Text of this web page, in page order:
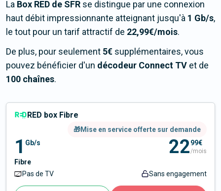
La Box RED de SFR se distingue par une connexion
haut débit impressionnante atteignant jusqu'à 1 Gb/s,
le tout pour un tarif attractif de 22,99€/mois.
De plus, pour seulement 5€ supplémentaires, vous
pouvez bénéficier d'un décodeur Connect TV et de
100 chaînes.
RED box Fibre
🎁Mise en service offerte sur demande
1 Gb/s
Fibre
Pas de TV
2299€
/mois
Sans engagement